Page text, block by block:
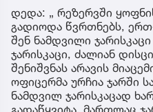
დედა: „ რეზერვში
გადიოდა წვრთნებს,
შენ ნამდვილი
ჯარისკაცი, ძალიან
შენიშვნას არავის
ოფიცერმა ურჩია ჯარში
ნამდვილ ჯარისკაცად
გადაწყვიტა, მართლაც